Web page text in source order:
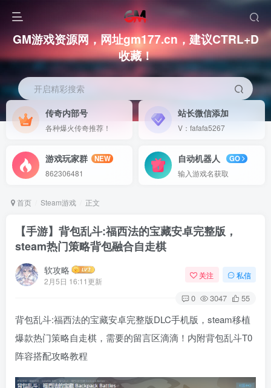
GM游戏资源网，网址gm177.cn，建议CTRL+D
收藏！
开启精彩搜索
传奇内部号
各种爆火传奇推荐！
站长微信添加
V：fafafa5267
游戏玩家群
NEW
862306481
自动机器人
GO
输入游戏名获取
首页 Steam游戏 正文
【手游】背包乱斗:福西法的宝藏安卓完整版，
steam热门策略背包融合自走棋
软攻略
2月5日 16:11更新
关注 私信
0 3047 55
背包乱斗:福西法的宝藏安卓完整版DLC手机版，steam移植
爆款热门策略自走棋，需要的留言区滴滴！内附背包乱斗T0
阵容搭配攻略教程